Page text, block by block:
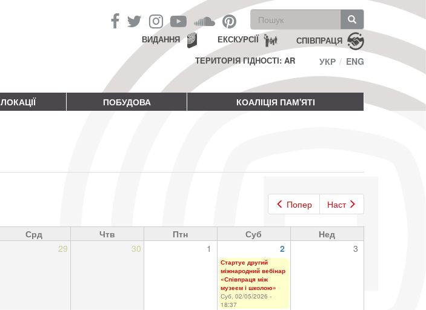
Пошукова
форма
Пошук СПІВПРАЦЯ
ЕКСКУРСІЇ
ВИДАННЯ
ТЕРИТОРІЯ ГІДНОСТІ: AR
УКР ENG
ЛОКАЦІЇ ПОБУДОВА КОАЛІЦІЯ ПАМ'ЯТІ
Попер Наст
Срд Чтв Птн Суб
Нед
29 30 1 2 3
Стартує другий
міжнародний вебінар
«Співпраця між
музеєм і школою»
Суб, 02/05/2026 -
18:37